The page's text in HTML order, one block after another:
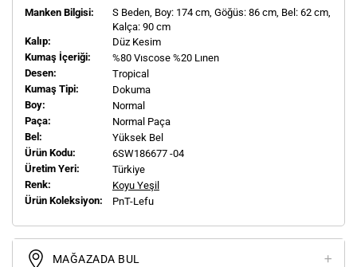
Manken Bilgisi: S Beden, Boy: 174 cm, Göğüs: 86 cm, Bel: 62 cm,
Kalça: 90 cm
Kalıp:
Düz Kesim
Kumaş İçeriği:
%80 Vıscose %20 Lınen
Desen:
Tropical
Kumaş Tipi:
Dokuma
Boy:
Normal
Paça:
Normal Paça
Bel:
Yüksek Bel
Ürün Kodu:
6SW186677 -04
Üretim Yeri:
Türkiye
Renk:
Koyu Yeşil
Ürün Koleksiyon:
PnT-Lefu
MAĞAZADA BUL